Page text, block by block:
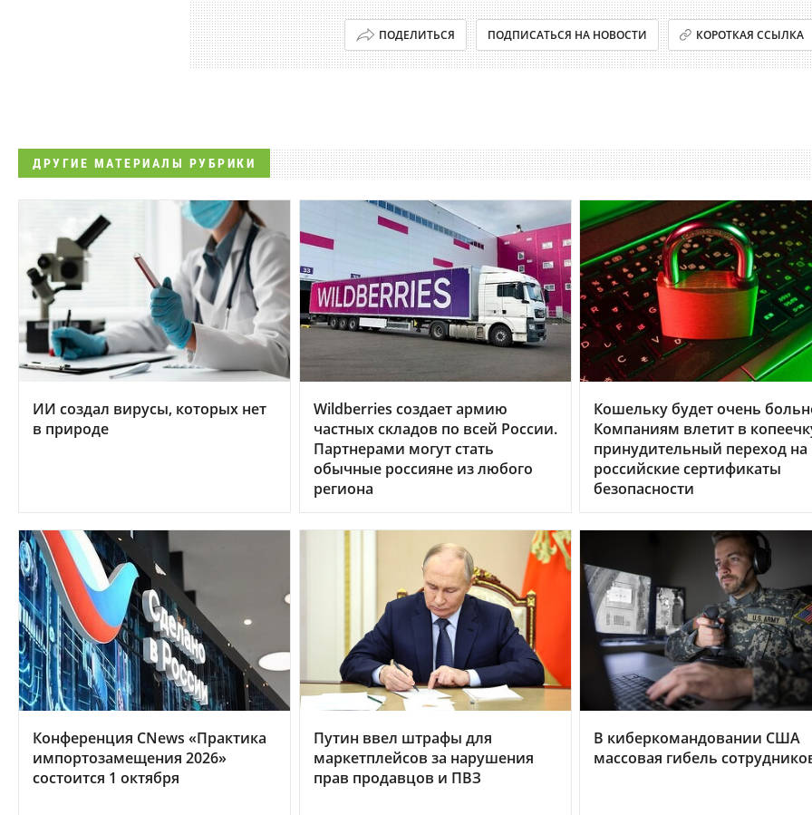
ПОДЕЛИТЬСЯ ПОДПИСАТЬСЯ НА НОВОСТИ КОРОТКАЯ ССЫЛКА
ДРУГИЕ МАТЕРИАЛЫ РУБРИКИ
ИИ создал вирусы, которых нет
в природе
Wildberries создает армию
частных складов по всей России.
Партнерами могут стать
обычные россияне из любого
региона
Кошельку будет очень
Компаниям влетит в
принудительный переход на
российские сертификаты
безопасности
Конференция CNews «Практика
импортозамещения 2026»
состоится 1 октября
Путин ввел штрафы для
маркетплейсов за нарушения
прав продавцов и ПВЗ
В киберкомандовании США
массовая гибель